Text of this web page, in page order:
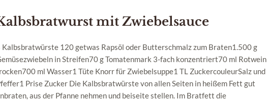
mit Zwiebelsauce
Kalbsbratwürste 120 getwas Rapsöl oder Butterschmalz zum Braten1.500 g
in Streifen70 g Tomatenmark 3-fach konzentriert70 ml Rotwein
ml Wasser1 Tüte Knorr für Zwiebelsuppe1 TL ZuckercouleurSalz und
Prise Zucker Die Kalbsbratwürste von allen Seiten in heißem Fett gut
aus der Pfanne nehmen und beiseite stellen. Im Bratfett die